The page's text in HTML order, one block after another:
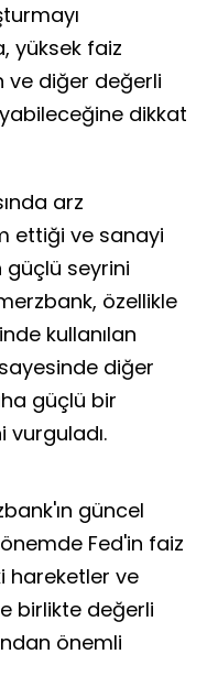
yüksek faiz
ve diğer değerli
dikkat
arz
ettiği ve sanayi
seyrini
özellikle
kullanılan
diğer
güçlü bir
güncel
Fed'in faiz
hareketler ve
birlikte değerli
önemli